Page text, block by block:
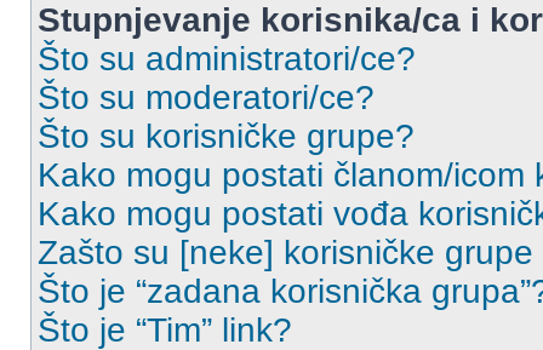
Stupnjevanje korisnika/ca i
Što su administratori/ce?
Što su moderatori/ce?
Što su korisničke grupe?
Kako mogu postati članom/icom
Kako mogu postati vođa
Zašto su [neke] korisničke
Što je “zadana korisnička
Što je “Tim” link?